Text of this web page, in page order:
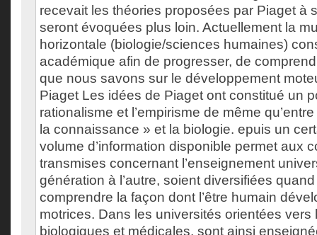
recevait les théories proposées par Piaget à
seront évoquées plus loin. Actuellement la
horizontale (biologie/sciences humaines)
académique afin de progresser, de
que nous savons sur le développement
Piaget Les idées de Piaget ont constitué un
rationalisme et l’empirisme de même
la connaissance » et la biologie. epuis un
volume d’information disponible permet aux
transmises concernant l’enseignement
génération à l’autre, soient diversifiées quand
comprendre la façon dont l’être humain
motrices. Dans les universités orientées vers
biologiques et médicales, sont ainsi